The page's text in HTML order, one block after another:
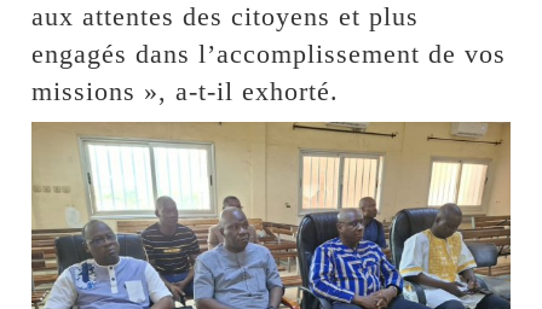
aux attentes des citoyens et plus
engagés dans l’accomplissement de vos
missions », a-t-il exhorté.